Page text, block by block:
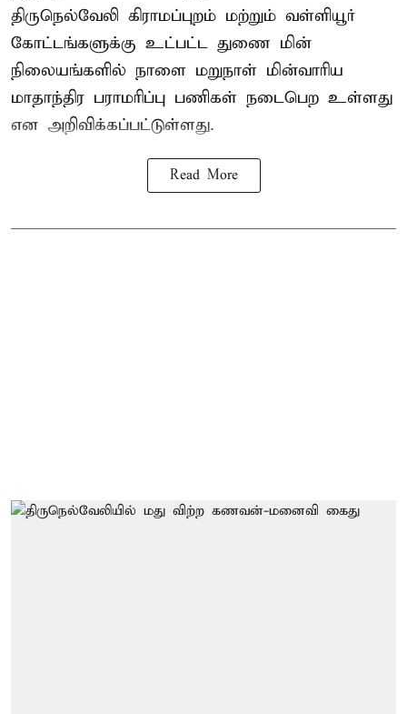
திருநெல்வேலி கிராமப்புறம் மற்றும் வள்ளியூர்
கோட்டங்களுக்கு உட்பட்ட துணை மின்
நிலையங்களில் நாளை மறுநாள் மின்வாரிய
மாதாந்திர பராமரிப்பு பணிகள் நடைபெற உள்ளது
என அறிவிக்கப்பட்டுள்ளது.
Read More